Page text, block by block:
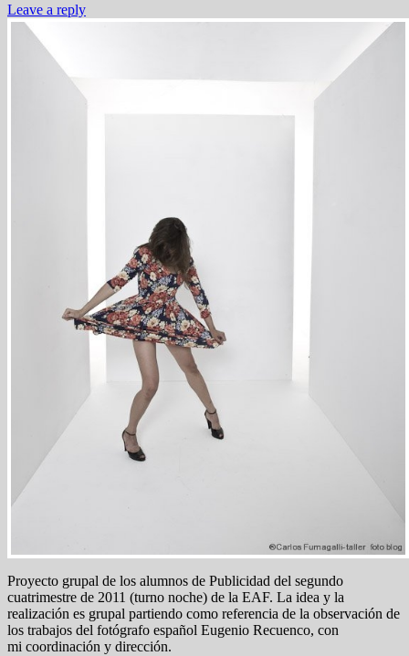
Leave a reply
Proyecto grupal de los alumnos de Publicidad del segundo
cuatrimestre de 2011 (turno noche) de la EAF. La idea y la
realización es grupal partiendo como referencia de la observación de
los trabajos del fotógrafo español Eugenio Recuenco, con
mi coordinación y dirección.